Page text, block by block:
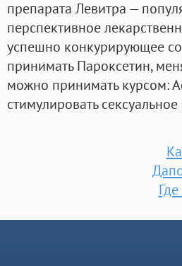
препарата Левитра —
перспективное
успешно конкурирующее со
принимать Пароксетин,
можно принимать курсом:
стимулировать